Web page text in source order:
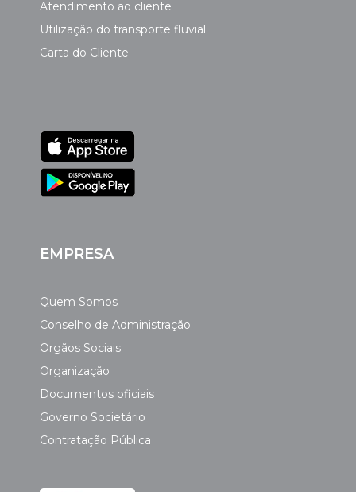
Atendimento ao cliente
Utilização do transporte fluvial
Carta do Cliente
EMPRESA
Quem Somos
Conselho de Administração
Orgãos Sociais
Organização
Documentos oficiais
Governo Societário
Contratação Pública